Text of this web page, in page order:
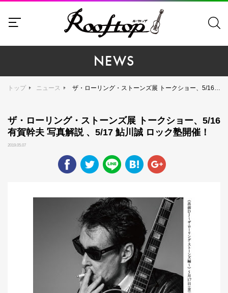
NEWS
トップ ニュース ザ・ローリング・ストーンズ展 トークショー、5/16 有賀幹夫 写真解説 、5/17 鮎川誠 ロック塾開催！
ザ・ローリング・ストーンズ展 トークショー、5/16
有賀幹夫 写真解説 、5/17 鮎川誠 ロック塾開催！
2019.05.07